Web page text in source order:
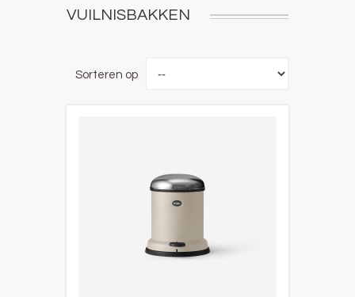
VUILNISBAKKEN
Sorteren op